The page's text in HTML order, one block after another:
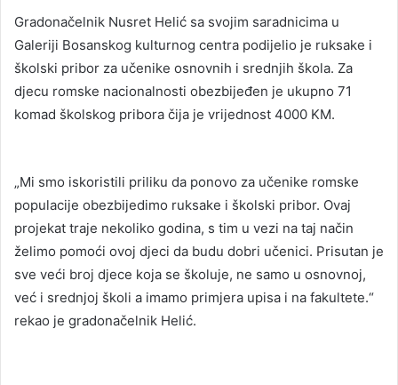
Gradonačelnik Nusret Helić sa svojim saradnicima u
Galeriji Bosanskog kulturnog centra podijelio je ruksake i
školski pribor za učenike osnovnih i srednjih škola. Za
djecu romske nacionalnosti obezbijeđen je ukupno 71
komad školskog pribora čija je vrijednost 4000 KM.
„Mi smo iskoristili priliku da ponovo za učenike romske
populacije obezbijedimo ruksake i školski pribor. Ovaj
projekat traje nekoliko godina, s tim u vezi na taj način
želimo pomoći ovoj djeci da budu dobri učenici. Prisutan je
sve veći broj djece koja se školuje, ne samo u osnovnoj,
već i srednjoj školi a imamo primjera upisa i na fakultete.“
rekao je gradonačelnik Helić.